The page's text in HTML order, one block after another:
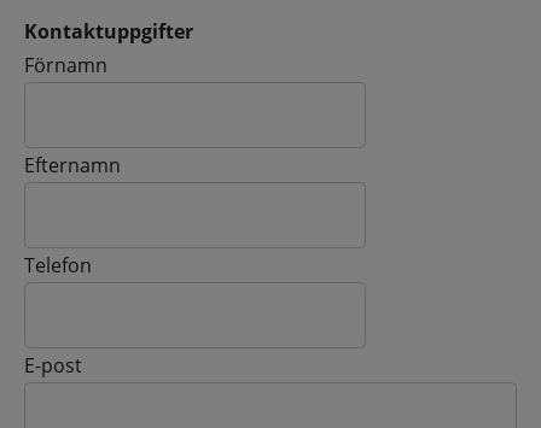
Kontaktuppgifter
Kontaktuppgifter
Förnamn
Efternamn
Telefon
E-post